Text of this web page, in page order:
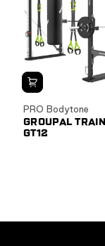
PRO Bodytone
GROUPAL
GT12